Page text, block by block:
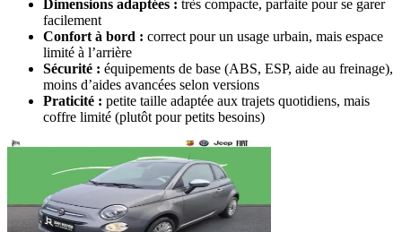
Dimensions adaptées : très compacte, parfaite pour se garer
facilement
Confort à bord : correct pour un usage urbain, mais espace
limité à l’arrière
Sécurité : équipements de base (ABS, ESP, aide au freinage),
moins d’aides avancées selon versions
Praticité : petite taille adaptée aux trajets quotidiens, mais
coffre limité (plutôt pour petits besoins)